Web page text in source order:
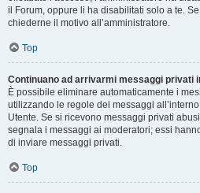
il Forum, oppure li ha disabilitati solo a te.
chiederne il motivo all’amministratore.
Top
Continuano ad arrivarmi messaggi privati
È possibile eliminare automaticamente i
utilizzando le regole dei messaggi
Utente. Se si ricevono messaggi privati
segnala i messaggi ai moderatori; essi
di inviare messaggi privati​​.
Top